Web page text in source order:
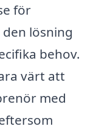
för
lösning
behov.
värt att
med